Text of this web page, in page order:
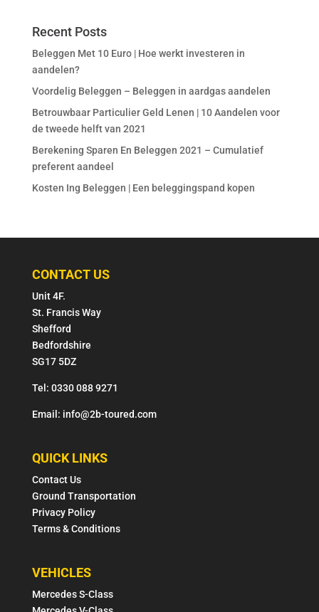
Recent Posts
Beleggen Met 10 Euro | Hoe werkt investeren in
aandelen?
Voordelig Beleggen – Beleggen in aardgas aandelen
Betrouwbaar Particulier Geld Lenen | 10 Aandelen voor
de tweede helft van 2021
Berekening Sparen En Beleggen 2021 – Cumulatief
preferent aandeel
Kosten Ing Beleggen | Een beleggingspand kopen
CONTACT US
Unit 4F.
St. Francis Way
Shefford
Bedfordshire
SG17 5DZ
Tel: 0330 088 9271
Email: info@2b-toured.com
QUICK LINKS
Contact Us
Ground Transportation
Privacy Policy
Terms & Conditions
VEHICLES
Mercedes S-Class